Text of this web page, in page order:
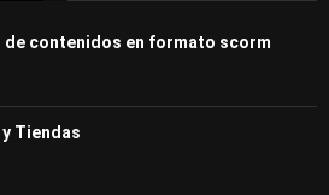
de contenidos en formato scorm
y Tiendas